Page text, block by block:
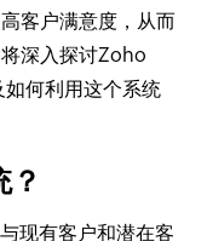
客户满意度，从而
深入探讨Zoho
何利用这个系统
？
现有客户和潜在客